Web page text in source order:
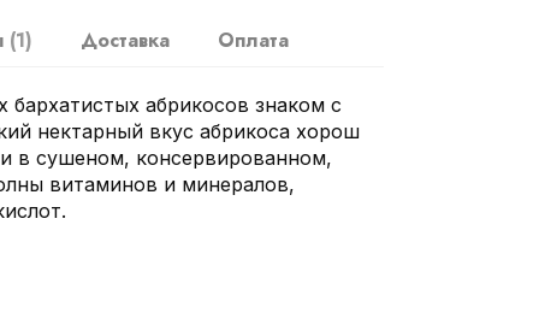
(1) Доставка Оплата
абрикосов знаком с
нектарный вкус абрикоса хорош
в сушеном, консервированном,
витаминов и минералов,